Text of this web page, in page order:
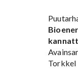
Torkkel